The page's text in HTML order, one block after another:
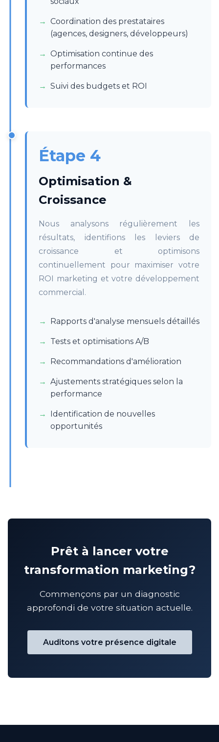
Coordination des prestataires
(agences, designers, développeurs)
Optimisation continue des
performances
Suivi des budgets et ROI
Étape 4
Optimisation &
Croissance
Nous analysons régulièrement les
résultats, identifions les leviers de
croissance et optimisons
continuellement pour maximiser votre
ROI marketing et votre développement
commercial.
Rapports d'analyse mensuels détaillés
Tests et optimisations A/B
Recommandations d'amélioration
Ajustements stratégiques selon la
performance
Identification de nouvelles
opportunités
Prêt à lancer votre
transformation marketing?
Commençons par un diagnostic
approfondi de votre situation actuelle.
Auditons votre présence digitale